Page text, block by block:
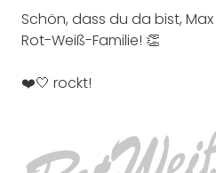
Schön, dass du da bist,
Rot-Weiß-Familie! 👏
❤️🤍 rockt!